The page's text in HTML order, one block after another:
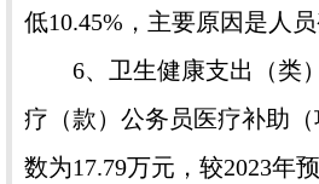
低10.45%，主要原因是人员
6、卫生健康支出（类
疗（款）公务员医疗补助
数为17.79万元，较2023年